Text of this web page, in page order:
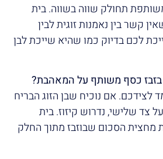
תחולק שווה בשווה. בית
קשר בין נאמנות זוגית לבין
לכם בדיוק כמו שהיא שייכת לבן
כסף משותף על המאהבת?
לצידכם. אם נוכיח שבן הזוג הבריח
צד שלישי, נדרוש קיזוז. בית
מחצית הסכום שבוזבז מתוך החלק